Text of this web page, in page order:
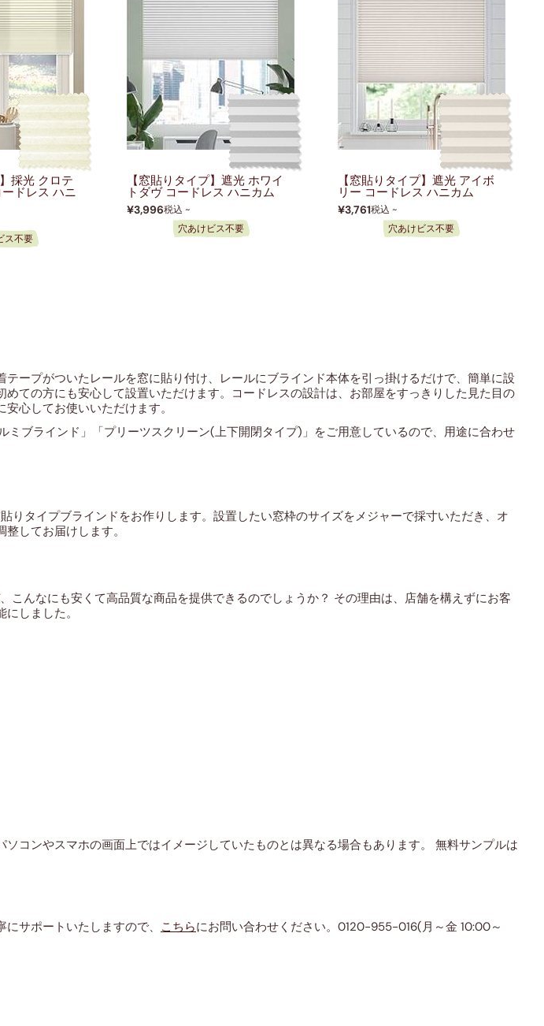
採光 クロテ
ドレス ハニ
ス不要
【窓貼りタイプ】遮光 ホワイ
トダヴ コードレス ハニカム
¥3,996税込 ~
穴あけビス不要
【窓貼りタイプ】遮光 アイボ
リー コードレス ハニカム
¥3,761税込 ~
穴あけビス不要
ープがついたレールを窓に貼り付け、レールにブラインド本体を引っ掛けるだけで、簡単に設
ての方にも安心して設置いただけます。コードレスの設計は、お部屋をすっきりした見た目の
心してお使いいただけます。
ブラインド」「プリーツスクリーン(上下開閉タイプ)」をご用意しているので、用途に合わせ
タイプブラインドをお作りします。設置したい窓枠のサイズをメジャーで採寸いただき、オ
してお届けします。
んなにも安くて高品質な商品を提供できるのでしょうか？ その理由は、店舗を構えずにお客
しました。
コンやスマホの画面上ではイメージしていたものとは異なる場合もあります。 無料サンプルは
サポートいたしますので、 こちらにお問い合わせください。0120-955-016(月～金 10:00～